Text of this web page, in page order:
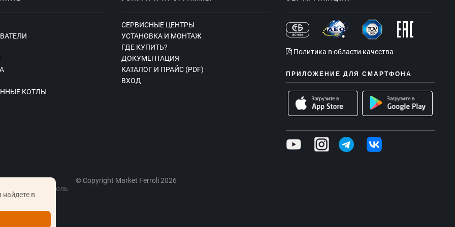
КОТЛЫ
СЕРВИСНЫЕ ЦЕНТРЫ
УСТАНОВКА И МОНТАЖ
ГДЕ КУПИТЬ?
ДОКУМЕНТАЦИЯ
КАТАЛОГ И ПРАЙС (PDF)
ВХОД
Политика в области качества
ПРИЛОЖЕНИЕ ДЛЯ СМАРТФОНА
г. Фаниполь
© Copyright Market Ferroli 2026
в